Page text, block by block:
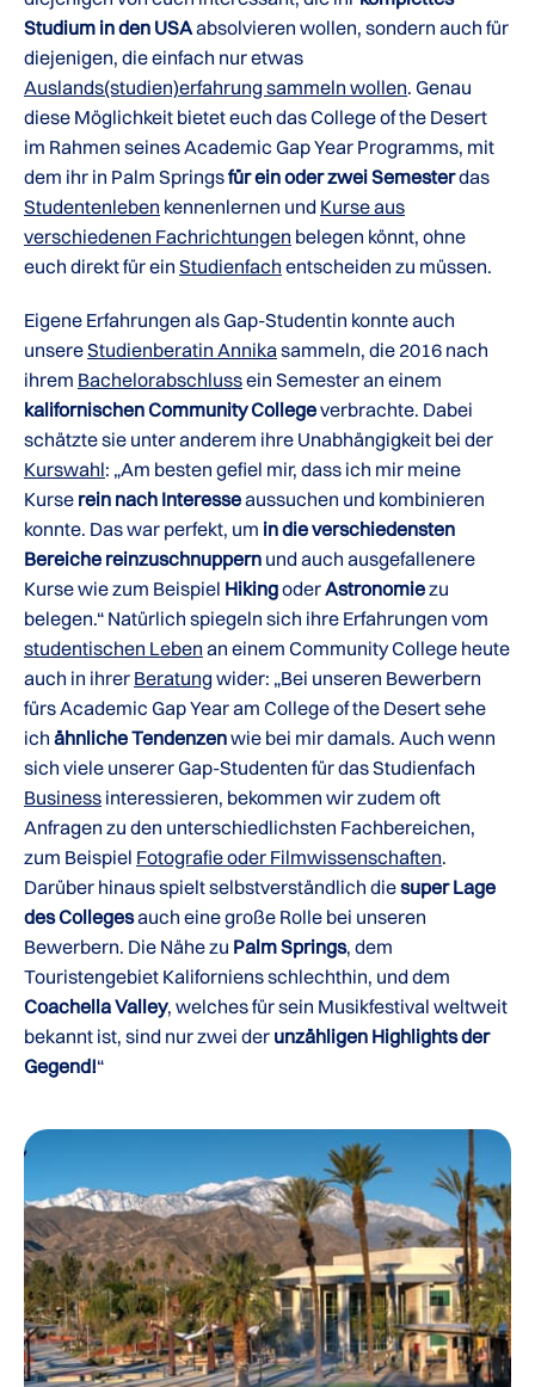
Studium in den USAabsolvieren wollen, sondern auch für
diejenigen, die einfach nur etwas
Auslands(studien)erfahrung sammeln wollen. Genau
diese Möglichkeit bietet euch das College of the Desert
im Rahmen seines Academic Gap Year Programms, mit
dem ihr in Palm Springsfür ein oder zwei Semesterdas
Studentenleben kennenlernen und Kurse aus
verschiedenen Fachrichtungen belegen könnt, ohne
euch direkt für ein Studienfach entscheiden zu müssen.
Eigene Erfahrungen als Gap-Studentin konnte auch
unsereStudienberatin Annikasammeln, die 2016 nach
ihrem Bachelorabschlussein Semester an einem
kalifornischen Community Collegeverbrachte. Dabei
schätzte sie unter anderem ihre Unabhängigkeit bei der
Kurswahl: „Am besten gefiel mir, dass ich mir meine
Kurse rein nach Interesseaussuchen und kombinieren
konnte. Das war perfekt, um in die verschiedensten
Bereiche reinzuschnuppern und auch ausgefallenere
Kurse wie zum Beispiel HikingoderAstronomiezu
belegen.“ Natürlich spiegeln sich ihre Erfahrungen vom
studentischen Leben an einem Community College heute
auch in ihrer Beratung wider: „Bei unseren Bewerbern
fürs Academic Gap Year am College of the Desert sehe
ich ähnliche Tendenzenwie bei mir damals. Auch wenn
sich viele unserer Gap-Studenten für das Studienfach
Business interessieren, bekommen wir zudem oft
Anfragen zu den unterschiedlichsten Fachbereichen,
zum Beispiel Fotografie oder Filmwissenschaften.
Darüber hinaus spielt selbstverständlich diesuper Lage
des Collegesauch eine große Rolle bei unseren
Bewerbern. Die Nähe zu Palm Springs, dem
Touristengebiet Kaliforniens schlechthin, und dem
Coachella Valley, welches für sein Musikfestival weltweit
bekannt ist, sind nur zwei der unzähligen Highlights der
Gegend!“